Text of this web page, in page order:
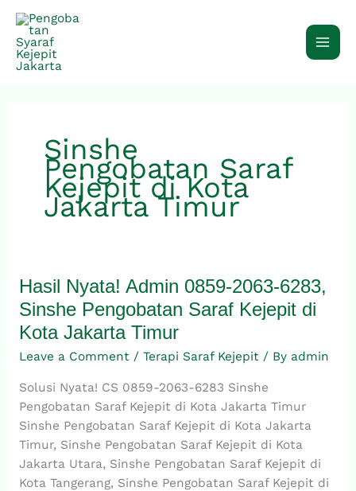
content
Sinshe
Pengobatan Saraf
Kejepit di Kota
Jakarta Timur
Hasil Nyata! Admin 0859-2063-6283,
Sinshe Pengobatan Saraf Kejepit di
Kota Jakarta Timur
Leave a Comment / Terapi Saraf Kejepit / By admin
Solusi Nyata! CS 0859-2063-6283 Sinshe
Pengobatan Saraf Kejepit di Kota Jakarta Timur
Sinshe Pengobatan Saraf Kejepit di Kota Jakarta
Timur, Sinshe Pengobatan Saraf Kejepit di Kota
Jakarta Utara, Sinshe Pengobatan Saraf Kejepit di
Kota Tangerang, Sinshe Pengobatan Saraf Kejepit di
Hasil
Nyata!
0859-
2063-
6283,
Sinshe
Pengobatan
Kejepit